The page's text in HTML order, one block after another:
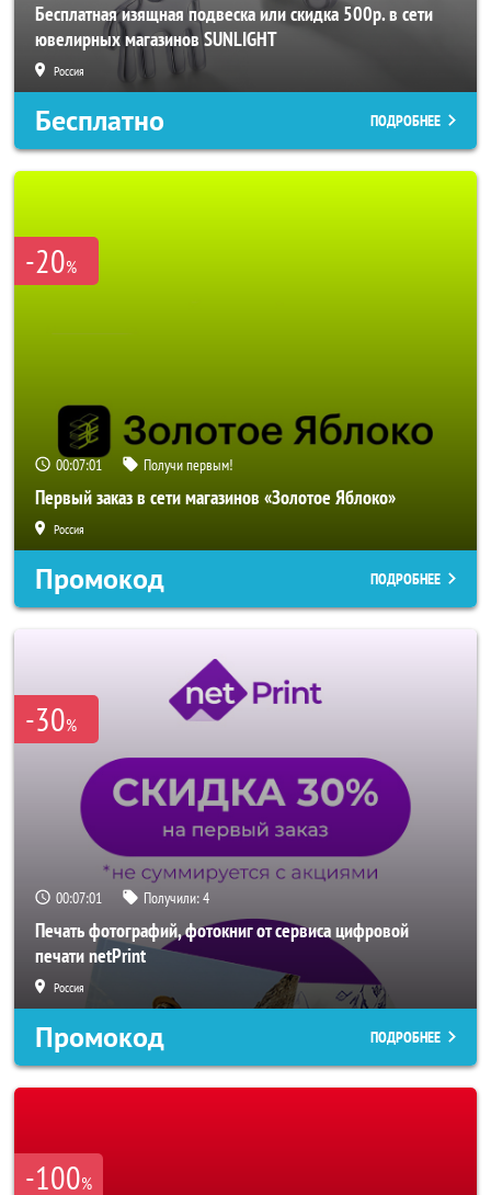
Бесплатная изящная подвеска или скидка 500р. в сети
ювелирных магазинов SUNLIGHT
Россия
Бесплатно ПОДРОБНЕЕ
-20%
00:06:58 Получи первым!
Первый заказ в сети магазинов «Золотое Яблоко»
Россия
Промокод ПОДРОБНЕЕ
-30%
00:06:58 Получили:4
Печать фотографий, фотокниг от сервиса цифровой
печати netPrint
Россия
Промокод ПОДРОБНЕЕ
-100%